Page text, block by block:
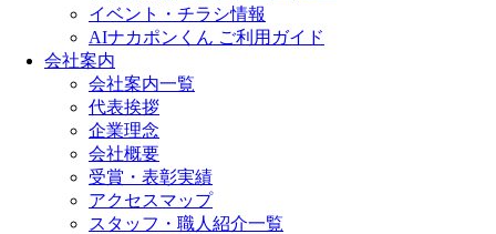
イベント・チラシ情報
AIナカポンくん ご利用ガイド
会社案内
会社案内一覧
代表挨拶
企業理念
会社概要
受賞・表彰実績
アクセスマップ
スタッフ・職人紹介一覧